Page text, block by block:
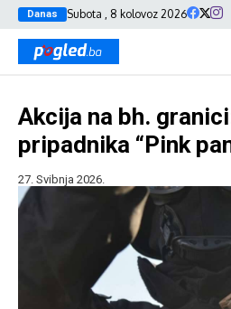
Danas Subota , 8 kolovoz 2026
Akcija na bh.
pripadnika “Pink
27. Svibnja 2026.